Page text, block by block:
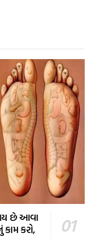
છે આવા
કામ કરો,